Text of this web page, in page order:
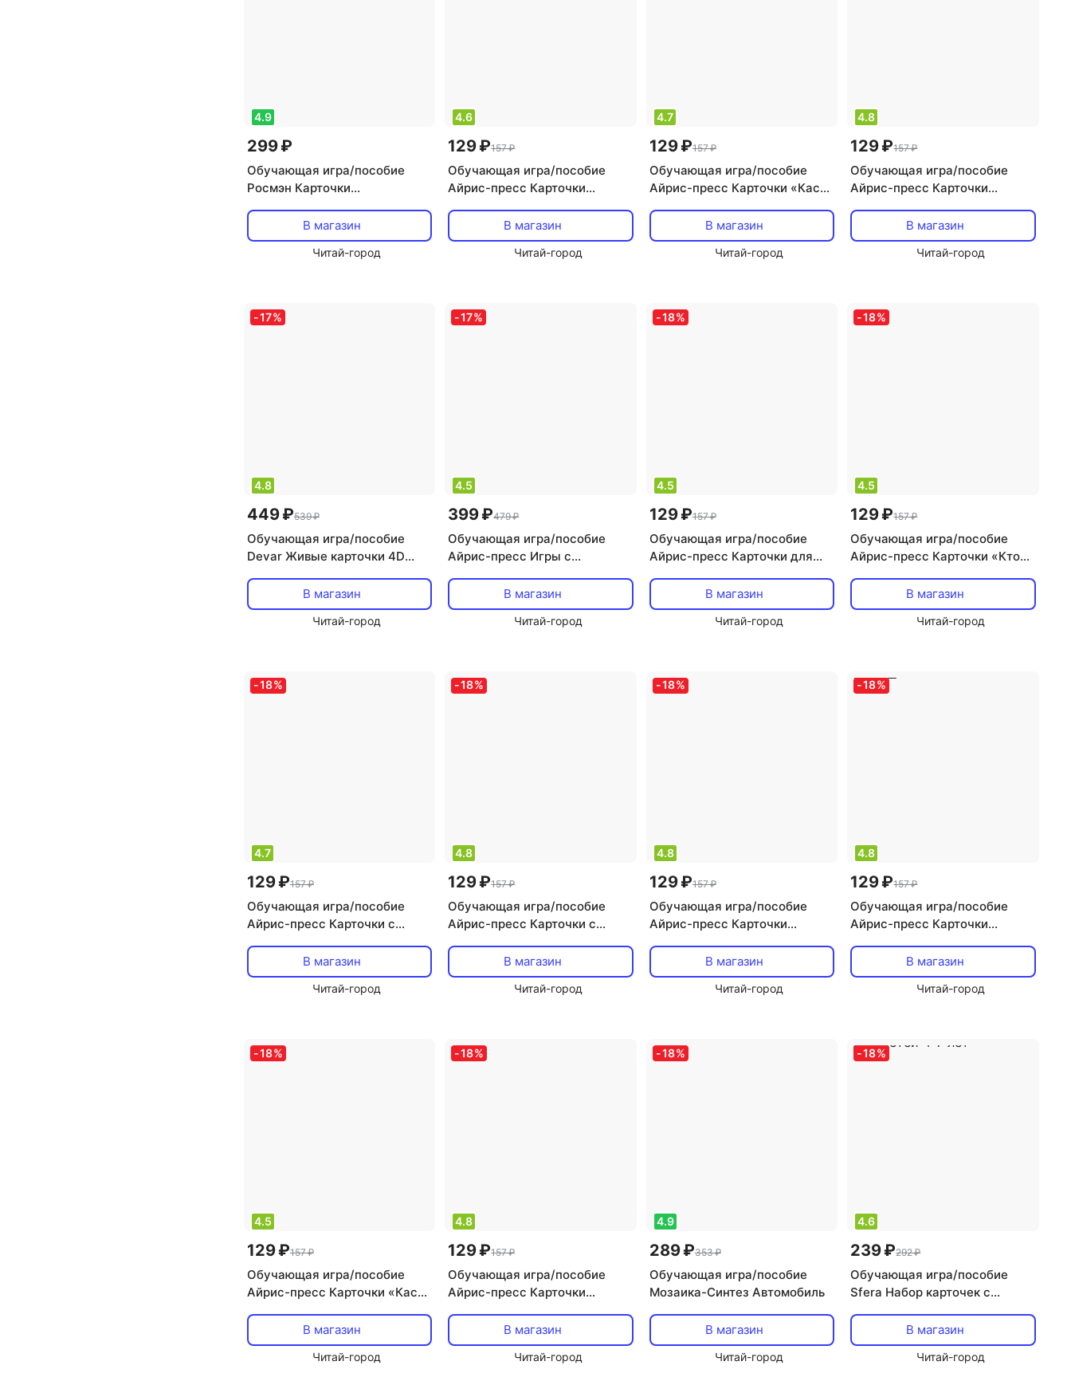
4.9
299 ₽
Обучающая игра/пособие
Росмэн Карточки
Котятова Н.ИВ магазин
Читай-город
4.6
129 ₽157 ₽
Обучающая игра/пособие
Айрис-пресс Карточки
В магазин
Читай-город
4.7
129 ₽157 ₽
Обучающая игра/пособие
Айрис-пресс Карточки «Касса
В магазин
Читай-город
4.8
129 ₽157 ₽
Обучающая игра/пособие
Айрис-пресс Карточки
Умный малыш»
В магазин
Читай-город
-17%
4.8
449 ₽539 ₽
Обучающая игра/пособие
Devar Живые карточки 4D
В магазин
Читай-город
-17%
4.5
399 ₽479 ₽
Обучающая игра/пособие
Айрис-пресс Игры с
Часть и целое»
В магазин
Читай-город
-18%
4.5
129 ₽157 ₽
Обучающая игра/пособие
Айрис-пресс Карточки для
где находится»
В магазин
Читай-город
-18%
4.5
129 ₽157 ₽
Обучающая игра/пособие
Айрис-пресс Карточки «Кто
В магазин
Читай-город
-18%
4.7
129 ₽157 ₽
Обучающая игра/пособие
Айрис-пресс Карточки с
П-Я «Умный малыш»
В магазин
Читай-город
-18%
4.8
129 ₽157 ₽
Обучающая игра/пособие
Айрис-пресс Карточки с
«Умный малыш»
В магазин
Читай-город
-18%
4.8
129 ₽157 ₽
Обучающая игра/пособие
Айрис-пресс Карточки
В магазин
Читай-город
-18%
4.8
129 ₽157 ₽
Обучающая игра/пособие
Айрис-пресс Карточки
Умный малыш»
В магазин
Читай-город
-18%
4.5
129 ₽157 ₽
Обучающая игра/пособие
Айрис-пресс Карточки «Касса
В магазин
Читай-город
-18%
4.8
129 ₽157 ₽
Обучающая игра/пособие
Айрис-пресс Карточки
Умный малыш»
В магазин
Читай-город
-18%
4.9
289 ₽353 ₽
Обучающая игра/пособие
Мозаика-Синтез Автомобиль
В магазин
Читай-город
-18%
4.6
239 ₽292 ₽
Обучающая игра/пособие
Sfera Набор карточек с
логопедическое. Звук [С'].
Для детей 4-7 лет
В магазин
Читай-город